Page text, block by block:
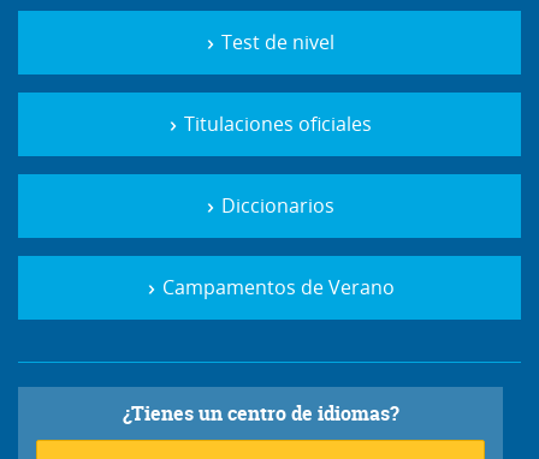
Test de nivel
Titulaciones oficiales
Diccionarios
Campamentos de Verano
¿Tienes un centro de idiomas?